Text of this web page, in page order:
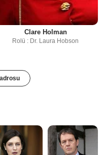
Clare Holman
Rolü : Dr. Laura Hobson